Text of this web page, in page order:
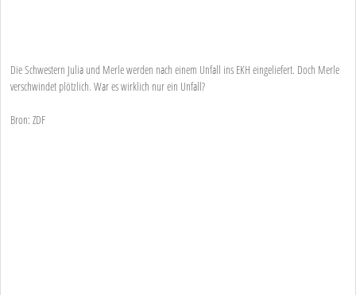
Die Schwestern Julia und Merle werden nach einem Unfall ins EKH eingeliefert. Doch Merle
verschwindet plötzlich. War es wirklich nur ein Unfall?
Bron: ZDF